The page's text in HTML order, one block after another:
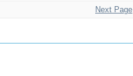
Next Page